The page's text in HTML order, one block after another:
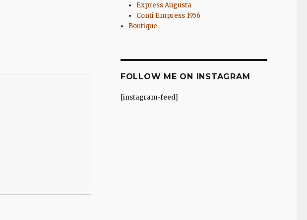
Express Augusta
Conti Empress 1956
Boutique
FOLLOW ME ON INSTAGRAM
[instagram-feed]